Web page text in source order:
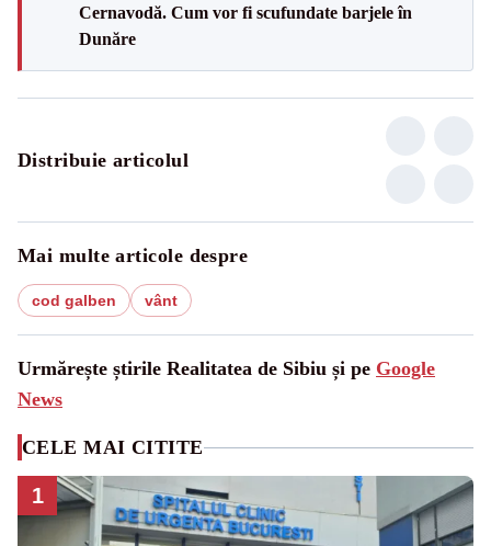
Cernavodă. Cum vor fi scufundate barjele în
Dunăre
Distribuie articolul
Mai multe articole despre
cod galben vânt
Urmărește știrile Realitatea de Sibiu și pe Google
News
CELE MAI CITITE
1